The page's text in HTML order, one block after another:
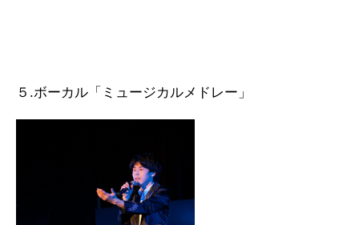
５.ボーカル「ミュージカルメドレー」